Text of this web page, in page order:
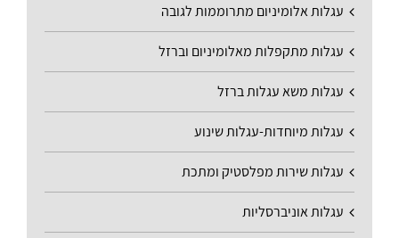
עגלות אלומיניום מתרוממות לגובה
עגלות מתקפלות מאלומיניום וברזל
עגלות משא עגלות ברזל
עגלות מיוחדות-עגלות שינוע
עגלות שירות מפלסטיק ומתכת
עגלות אוניברסליות